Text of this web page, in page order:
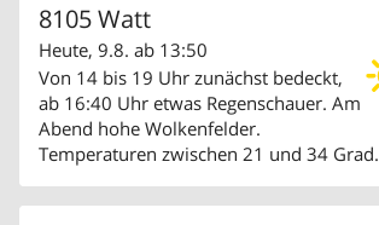
8105 Watt
Heute, 9.8. ab 13:50
Von 14 bis 19 Uhr zunächst bedeckt,
ab 16:40 Uhr etwas Regenschauer. Am
Abend hohe Wolkenfelder.
Temperaturen zwischen 21 und 34 Grad.